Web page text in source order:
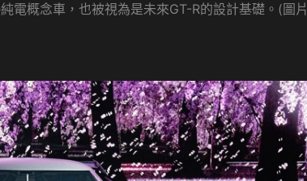
電概念車，也被視為是未來GT-R的設計基礎。(圖片